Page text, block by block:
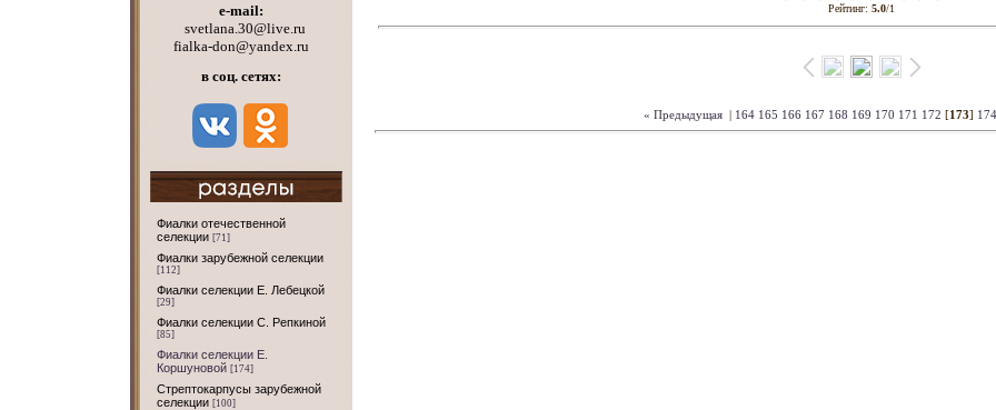
e-mail:
svetlana.30@live.ru
fialka-don@yandex.ru
в соц. сетях:
Фиалки отечественной
селекции [71]
Фиалки зарубежной селекции
[112]
Фиалки селекции Е. Лебецкой
[29]
Фиалки селекции С. Репкиной
[85]
Фиалки селекции Е.
Коршуновой [174]
Стрептокарпусы зарубежной
селекции [100]
Рейтинг: 5.0/1
« Предыдущая| 164 165 166 167 168 169 170 171 172 [173] 174